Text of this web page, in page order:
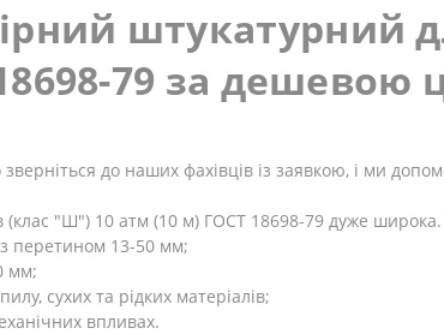
штукатурний
79 за дешевою
до наших фахівців із заявкою, і ми
(клас "Ш") 10 атм (10 м) ГОСТ 18698-79 дуже
перетином 13-50 мм;
мм;
сухих та рідких матеріалів;
впливах.